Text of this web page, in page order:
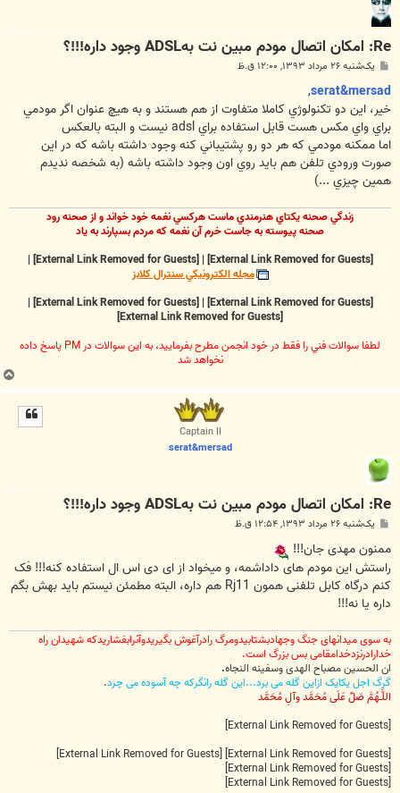
Re: امکان اتصال مودم مبین نت بهADSL وجود داره!!!؟
ت
یک‌شنبه ۲۶ مرداد ۱۳۹۳, ۱۲:۰۰ ق.ظ
serat&mersad
,
خير، اين دو تکنولوژي کاملا متفاوت از هم هستند و به هيچ عنوان اگر مودمي
براي واي مکس هست قابل استفاده براي adsl نيست و البته بالعکس
اما ممکنه مودمي که هر دو رو پشتيباني کنه وجود داشته باشه که در اين
صورت ورودي تلفن هم بايد روي اون وجود داشته باشه (به شخصه نديدم
همين چيزي ...)
زندگي صحنه يکتاي هنرمندي ماست هرکسي نغمه خود خواند و از صحنه رود
صحنه پيوسته به جاست خرم آن نغمه که مردم بسپارند به ياد
[External Link Removed for Guests]
|
[External Link Removed for Guests]
|
مجله الکترونيکي سنترال کلابز
[External Link Removed for Guests]
|
[External Link Removed for Guests]
|
[External Link Removed for Guests]
لطفا سوالات فني را فقط در خود انجمن مطرح بفرماييد، به اين سوالات در PM پاسخ داده
نخواهد شد
Captain II
serat&mersad
Re: امکان اتصال مودم مبین نت بهADSL وجود داره!!!؟
ت
یک‌شنبه ۲۶ مرداد ۱۳۹۳, ۱۲:۵۴ ق.ظ
ممنون مهدی جان!!!
راستش این مودم های داداشمه، و میخواد از ای دی اس ال استفاده کنه!!! فک
کنم درگاه کابل تلفنی همون Rj11 هم داره، البته مطمئن نیستم باید بهش بگم
داره یا نه!!!
به سوی میدانهای جنگ وجهادبشتابیدومرگ رادرآغوش بگیریدوآنرابفشاریدکه شهیدان راه
خدارادرنزدخدامقامی بس بزرگ است.
ان الحسین مصباح الهدی وسفینه النجاه.
گرگ اجل یکایک ازاین گله می برد...این گله رانگرکه چه آسوده می چرد.
اللَّـهُمَّ صَلِّ عَلَى مُحَمَّد وآلِ مُحَمَّد
[External Link Removed for Guests]
[External Link Removed for Guests]
[External Link Removed for Guests]
[External Link Removed for Guests]
[External Link Removed for Guests]